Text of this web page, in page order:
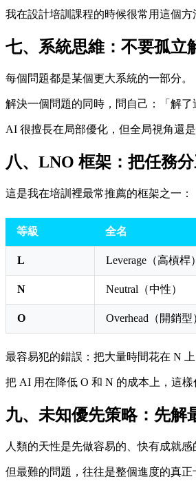
我在設計培訓課程的時候很常用這個
七、系統思維：不要孤立
每個問題都是某個更大系統的一部分。
解決一個問題的同時，問自己：「解了
AI 很擅長在局部優化，但全局視角還
八、LNO 框架：把任務
這是我在培訓裡最常推薦的框架之一：
等級 全名
L Leverage（高槓桿）
N Neutral（中性）
O Overhead（開銷型
最容易犯的錯誤：把大量時間花在 N
把 AI 用在降低 O 和 N 的成本上，這樣
九、未知優先策略：先解
人類的天性是先做容易的、快有成就感
但最難的問題，往往是整個進度的真正